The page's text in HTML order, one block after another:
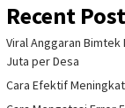
Recent
Viral Anggaran Bimtek
Juta per Desa
Cara Efektif